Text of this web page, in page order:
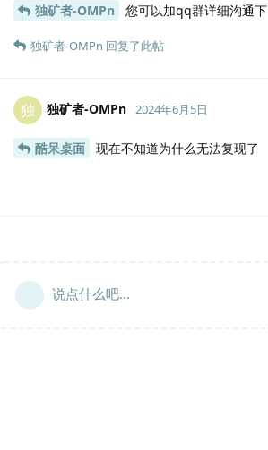
独矿者-OMPn 您可以加qq群详细沟通下
独矿者-OMPn 回复了此帖
独 独矿者-OMPn 2024年6月5日
酷呆桌面 现在不知道为什么无法复现了
说点什么吧...